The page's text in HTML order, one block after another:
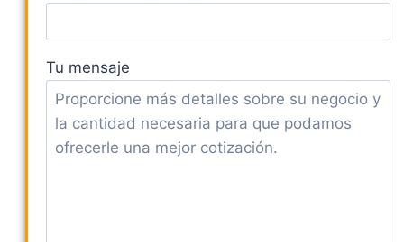
Tu mensaje